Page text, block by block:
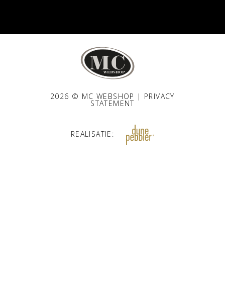
2026 © MC WEBSHOP | PRIVACY
STATEMENT
REALISATIE: